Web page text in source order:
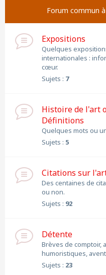
Forum commun
Expositions
Quelques
internationales :
cœur.
Sujets : 7
Histoire de l'art
Définitions
Quelques mots ou
Sujets : 5
Citations sur
Des centaines de
ou non.
Sujets : 92
Détente
Brèves de comptoir,
humoristiques,
Sujets : 23